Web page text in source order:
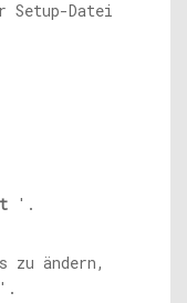
Setup-Datei
'.
zu ändern,
'.